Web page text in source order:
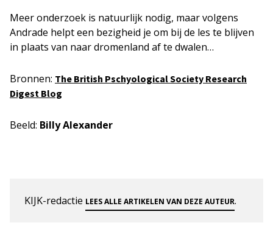
Meer onderzoek is natuurlijk nodig, maar volgens
Andrade helpt een bezigheid je om bij de les te blijven
in plaats van naar dromenland af te dwalen…
Bronnen: The British Pschyological Society Research
Digest Blog
Beeld: Billy Alexander
KIJK-redactie LEES ALLE ARTIKELEN VAN DEZE AUTEUR.